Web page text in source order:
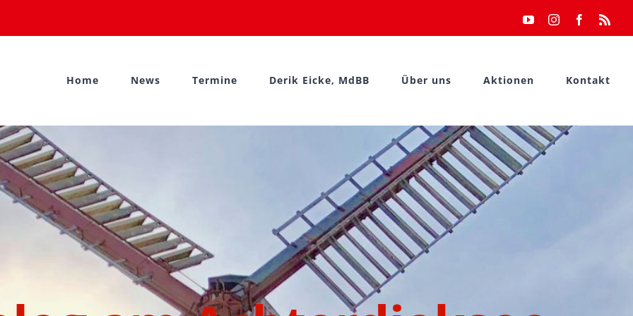
YouTubeInstagramFacebook
Home News Termine Derik Eicke, MdBB Über uns Aktionen Kontakt